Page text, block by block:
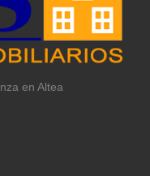
en Altea